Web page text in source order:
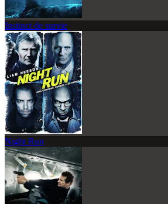
Instinct de survie
Night Run